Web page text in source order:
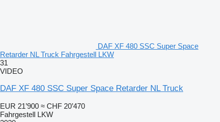
DAF XF 480 SSC Super Space
Retarder NL Truck Fahrgestell LKW
31
VIDEO
DAF XF 480 SSC Super Space Retarder NL Truck
EUR 21’900 ≈ CHF 20’470
Fahrgestell LKW